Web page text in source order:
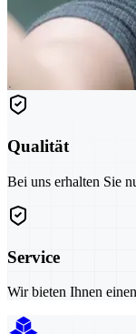
Qualität
Bei uns erhalten Sie
Service
Wir bieten Ihnen